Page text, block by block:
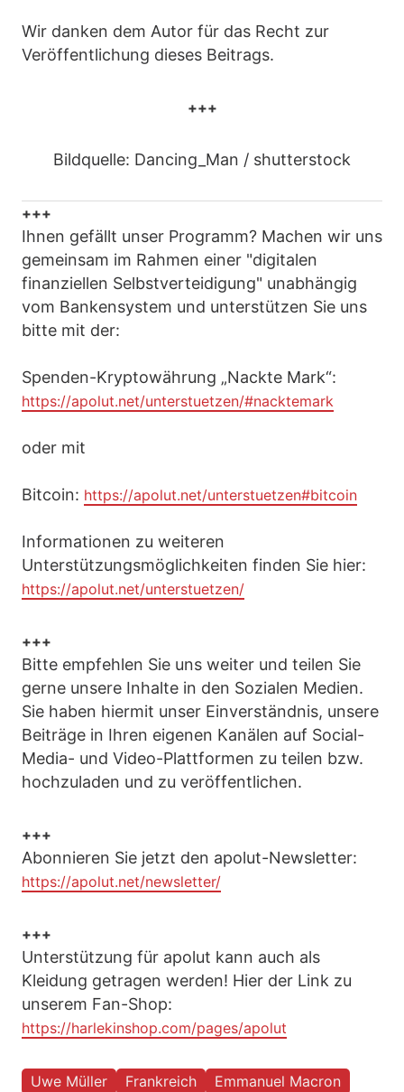
Wir danken dem Autor für das Recht zur
Veröffentlichung dieses Beitrags.
+++
Bildquelle: Dancing_Man / shutterstock
+++
Ihnen gefällt unser Programm? Machen wir uns
gemeinsam im Rahmen einer "digitalen
finanziellen Selbstverteidigung" unabhängig
vom Bankensystem und unterstützen Sie uns
bitte mit der:
Spenden-Kryptowährung „Nackte Mark“:
https://apolut.net/unterstuetzen/#nacktemark
oder mit
Bitcoin: https://apolut.net/unterstuetzen#bitcoin
Informationen zu weiteren
Unterstützungsmöglichkeiten finden Sie hier:
https://apolut.net/unterstuetzen/
+++
Bitte empfehlen Sie uns weiter und teilen Sie
gerne unsere Inhalte in den Sozialen Medien.
Sie haben hiermit unser Einverständnis, unsere
Beiträge in Ihren eigenen Kanälen auf Social-
Media- und Video-Plattformen zu teilen bzw.
hochzuladen und zu veröffentlichen.
+++
Abonnieren Sie jetzt den apolut-Newsletter:
https://apolut.net/newsletter/
+++
Unterstützung für apolut kann auch als
Kleidung getragen werden! Hier der Link zu
unserem Fan-Shop:
https://harlekinshop.com/pages/apolut
Uwe Müller Frankreich
Emmanuel Macron